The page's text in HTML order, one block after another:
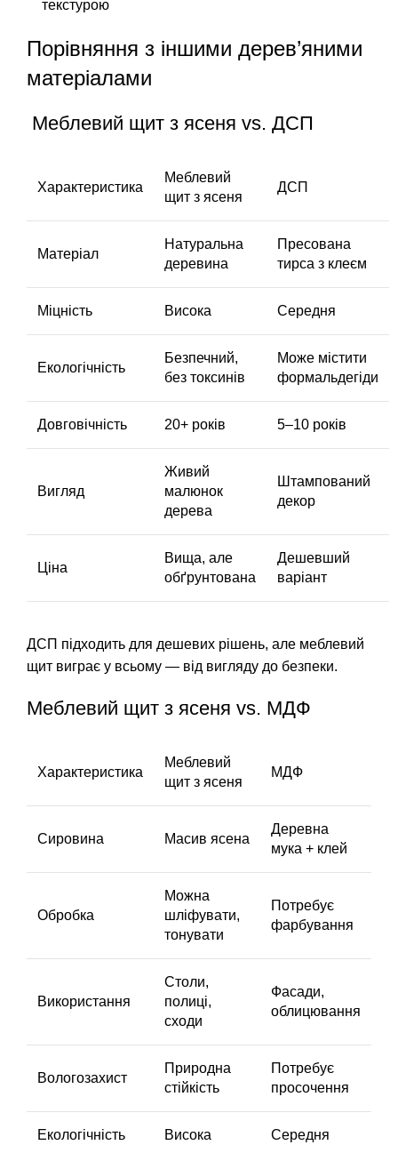
текстурою
Порівняння з іншими дерев’яними
матеріалами
Меблевий щит з ясеня vs. ДСП
Характеристика
Меблевий
щит з ясеня
ДСП
Матеріал
Натуральна
деревина
Пресована
тирса з клеєм
Міцність Висока Середня
Екологічність
Безпечний,
без токсинів
Може містити
формальдегіди
Довговічність 20+ років 5–10 років
Вигляд
Живий
малюнок
дерева
Штампований
декор
Ціна
Вища, але
обґрунтована
Дешевший
варіант
ДСП підходить для дешевих рішень, але меблевий
щит виграє у всьому — від вигляду до безпеки.
Меблевий щит з ясеня vs. МДФ
Характеристика
Меблевий
щит з ясеня
МДФ
Сировина Масив ясена
Деревна
мука + клей
Обробка
Можна
шліфувати,
тонувати
Потребує
фарбування
Використання
Столи,
полиці,
сходи
Фасади,
облицювання
Вологозахист
Природна
стійкість
Потребує
просочення
Екологічність Висока Середня